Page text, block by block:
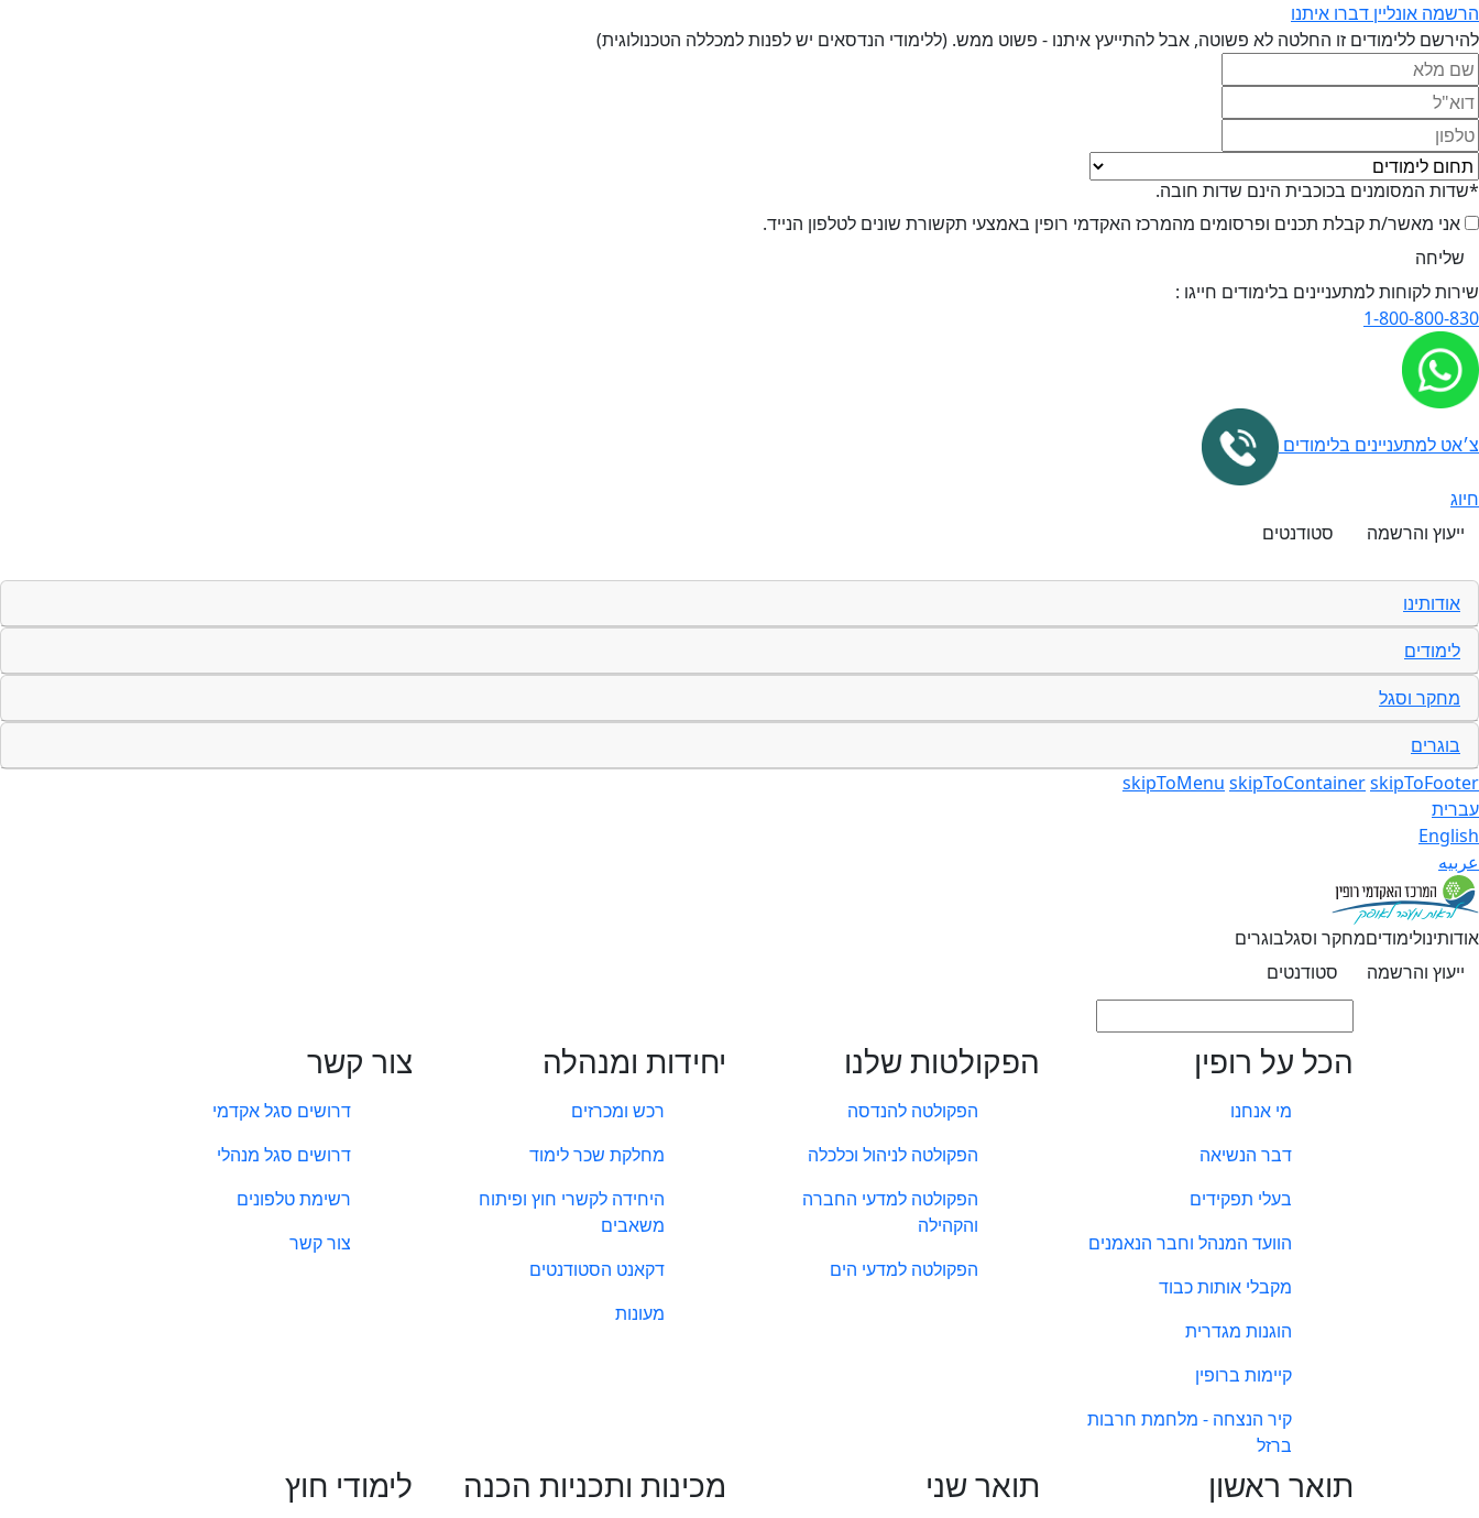
הרשמה אונליין דברו איתנו
להירשם ללימודים זו החלטה לא פשוטה, אבל להתייעץ איתנו - פשוט ממש. (ללימודי הנדסאים יש לפנות למכללה הטכנולוגית)
*שדות המסומנים בכוכבית הינם שדות חובה.
אני מאשר/ת קבלת תכנים ופרסומים מהמרכז האקדמי רופין באמצעי תקשורת שונים לטלפון הנייד.
שירות לקוחות למתעניינים בלימודים חייגו :
1-800-800-830
צ׳אט למתעניינים בלימודים
חיוג
ייעוץ והרשמה
סטודנטים
אודותינו
לימודים
מחקר וסגל
בוגרים
skipToMenu skipToContainerskipToFooter
עברית
English
عربيه
אודותינולימודיםמחקר וסגלבוגרים
ייעוץ והרשמה
סטודנטים
הכל על רופין
מי אנחנו
דבר הנשיאה
בעלי תפקידים
הוועד המנהל וחבר הנאמנים
מקבלי אותות כבוד
הוגנות מגדרית
קיימות ברופין
קיר הנצחה - מלחמת חרבות
ברזל
הפקולטות שלנו
הפקולטה להנדסה
הפקולטה לניהול וכלכלה
הפקולטה למדעי החברה
והקהילה
הפקולטה למדעי הים
יחידות ומנהלה
רכש ומכרזים
מחלקת שכר לימוד
היחידה לקשרי חוץ ופיתוח
משאבים
דקאנט הסטודנטים
מעונות
צור קשר
דרושים סגל אקדמי
דרושים סגל מנהלי
רשימת טלפונים
צור קשר
תואר ראשון תואר שני מכינות ותכניות הכנה לימודי חוץ